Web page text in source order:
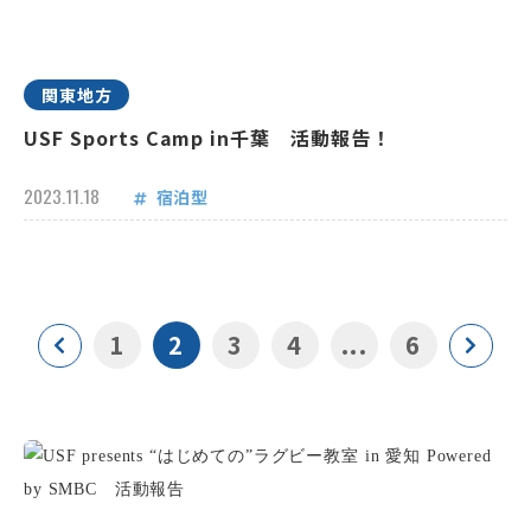
関東地方
USF Sports Camp in千葉 活動報告！
2023.11.18 宿泊型
1 2 3 4 ... 6